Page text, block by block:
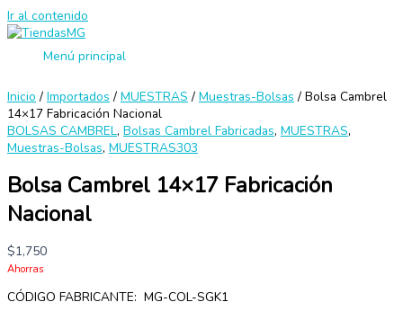
Ir al contenido
Menú principal
Inicio / Importados / MUESTRAS / Muestras-Bolsas / Bolsa Cambrel
14×17 Fabricación Nacional
BOLSAS CAMBREL, Bolsas Cambrel Fabricadas, MUESTRAS,
Muestras-Bolsas, MUESTRAS303
Bolsa Cambrel 14×17 Fabricación
Nacional
$1,750
Ahorras
CÓDIGO FABRICANTE: MG-COL-SGK1